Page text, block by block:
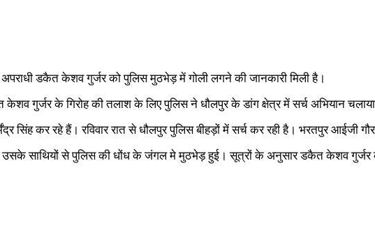
डकैत केशव गुर्जर को पुलिस मुठभेड़ में गोली लगने की जानकारी मिली है।
गुर्जर के गिरोह की तलाश के लिए पुलिस ने धौलपुर के डांग क्षेत्र में सर्च अभियान
सिंह कर रहे हैं। रविवार रात से धौलपुर पुलिस बीहड़ों में सर्च कर रही है। भरतपुर आईजी
साथियों से पुलिस की धोंध के जंगल मे मुठभेड़ हुई। सूत्रों के अनुसार डकैत केशव गुर्जर